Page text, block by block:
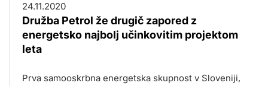
24.11.2020
Družba Petrol že drugič zapored z
energetsko najbolj učinkovitim projektom
leta
Prva samooskrbna energetska skupnost v Sloveniji,